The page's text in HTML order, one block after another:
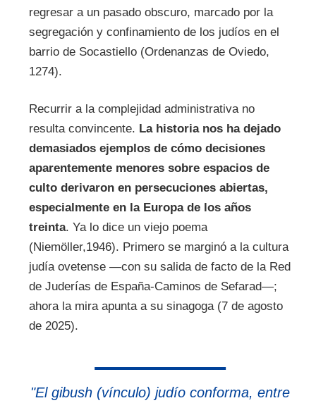
regresar a un pasado obscuro, marcado por la
segregación y confinamiento de los judíos en el
barrio de Socastiello (Ordenanzas de Oviedo,
1274).
Recurrir a la complejidad administrativa no
resulta convincente. La historia nos ha dejado
demasiados ejemplos de cómo decisiones
aparentemente menores sobre espacios de
culto derivaron en persecuciones abiertas,
especialmente en la Europa de los años
treinta. Ya lo dice un viejo poema
(Niemöller,1946). Primero se marginó a la cultura
judía ovetense —con su salida de facto de la Red
de Juderías de España-Caminos de Sefarad—;
ahora la mira apunta a su sinagoga (7 de agosto
de 2025).
"El gibush(vínculo) judío conforma, entre